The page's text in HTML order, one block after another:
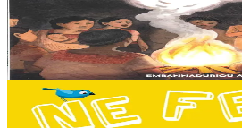
Tout en haut des vertes collines, là où les
brouillard des matinées feutrées, est
Sakamch'en....
En stock11,00 €
3 ans et plus
Bannoù-heol